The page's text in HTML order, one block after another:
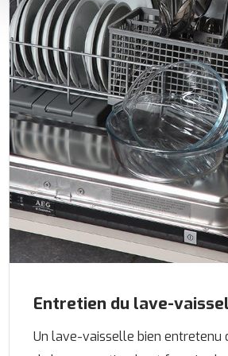
améliorer votre expérience et ils nous
fournir une expérience
dans lapolitique de cookies.
We work with35 third partieswho
process your information.
Entretien du lave-
Un lave-vaisselle bien entretenu